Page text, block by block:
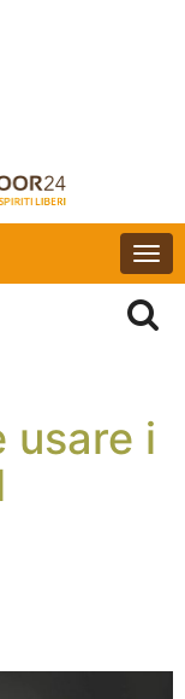
usare i